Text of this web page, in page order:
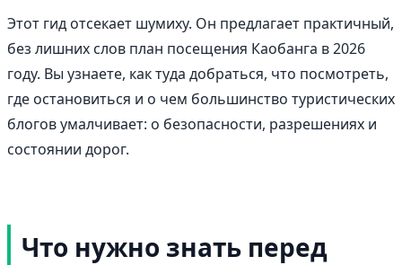
Этот гид отсекает шумиху. Он предлагает практичный,
без лишних слов план посещения Каобанга в 2026
году. Вы узнаете, как туда добраться, что посмотреть,
где остановиться и о чем большинство туристических
блогов умалчивает: о безопасности, разрешениях и
состоянии дорог.
Что нужно знать перед